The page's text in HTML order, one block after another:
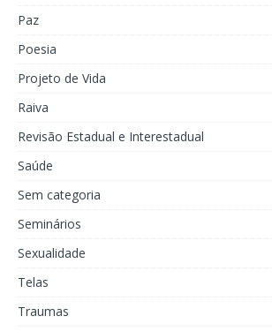
Paz
Poesia
Projeto de Vida
Raiva
Revisão Estadual e Interestadual
Saúde
Sem categoria
Seminários
Sexualidade
Telas
Traumas